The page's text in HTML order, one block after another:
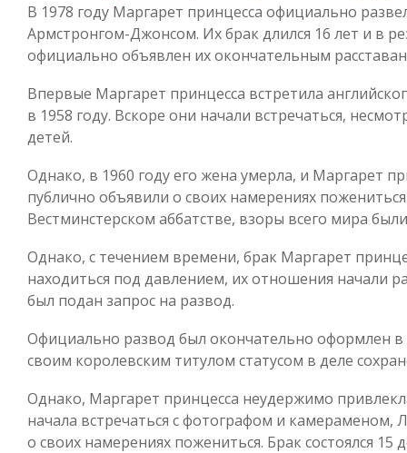
В 1978 году Маргарет принцесса официально
Армстронгом-Джонсом. Их брак длился 16 лет и в
официально объявлен их окончательным
Впервые Маргарет принцесса встретила
в 1958 году. Вскоре они начали встречаться,
детей.
Однако, в 1960 году его жена умерла, и Маргарет
публично объявили о своих намерениях
Вестминстерском аббатстве, взоры всего мира
Однако, с течением времени, брак Маргарет
находиться под давлением, их отношения начали
был подан запрос на развод.
Официально развод был окончательно оформлен в
своим королевским титулом статусом в деле
Однако, Маргарет принцесса неудержимо
начала встречаться с фотографом и
о своих намерениях пожениться. Брак состоялся 15